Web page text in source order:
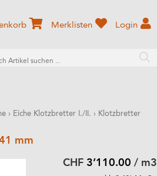
Merklisten Login
› Eiche Klotzbretter I./II. › Klotzbretter
mm
CHF 3’110.00 / m3